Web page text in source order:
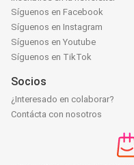
Síguenos en Facebook
Síguenos en Instagram
Síguenos en Youtube
Síguenos en TikTok
Socios
¿Interesado en colaborar?
Contácta con nosotros